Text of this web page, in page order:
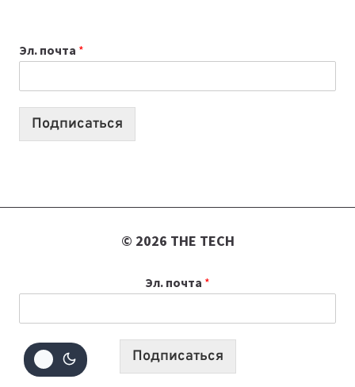
СОЗДАВАТЬ
ПРОДУКТЫ
Эл. почта *
Подписаться
© 2026 THE TECH
Эл. почта *
Подписаться